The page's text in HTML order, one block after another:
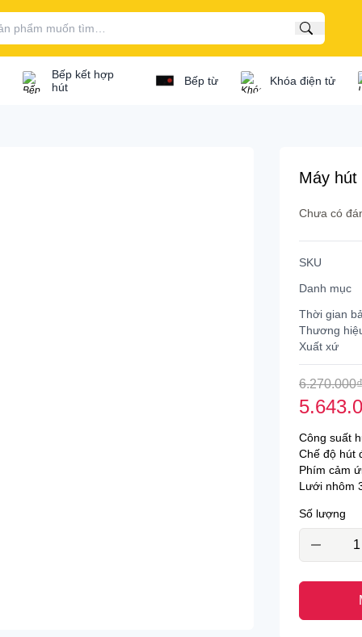
Tìm kiếm
Bếp kết hợp
hút
Bếp từ Khóa điện tử
Máy hút
Chưa có
SKU
Danh mục
Thời gian
Thương
Xuất xứ
6.270.000₫
Công suất
Chế độ hút
Phím cảm
Lưới nhôm
Số lượng